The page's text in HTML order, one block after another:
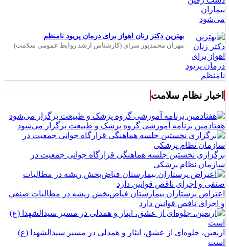
بهترین دکتر زنان اهواز برای درمان پریود نامنظم
مهران محمدپور سرای (کارشناس ارشد روابط عمومی سلامت)
اخبار نظام سلامت
هفتادمین برنامه آموزشی گروه پزشک و طبیعت برگزار می‌شود
برگزاری نخستین جلسه هماهنگی قرارگاه جوانی جمعیت در
سازمان نظام پزشکی
اعتراض پرستاران بیمارستان فیاض‌بخش ریشه در مطالبات صنفی
و اجرای ناقص قوانین دارد
اربعین، جلوه‌ای از عشق، ایثار و همدلی در مسیر سیدالشهدا (ع)
است